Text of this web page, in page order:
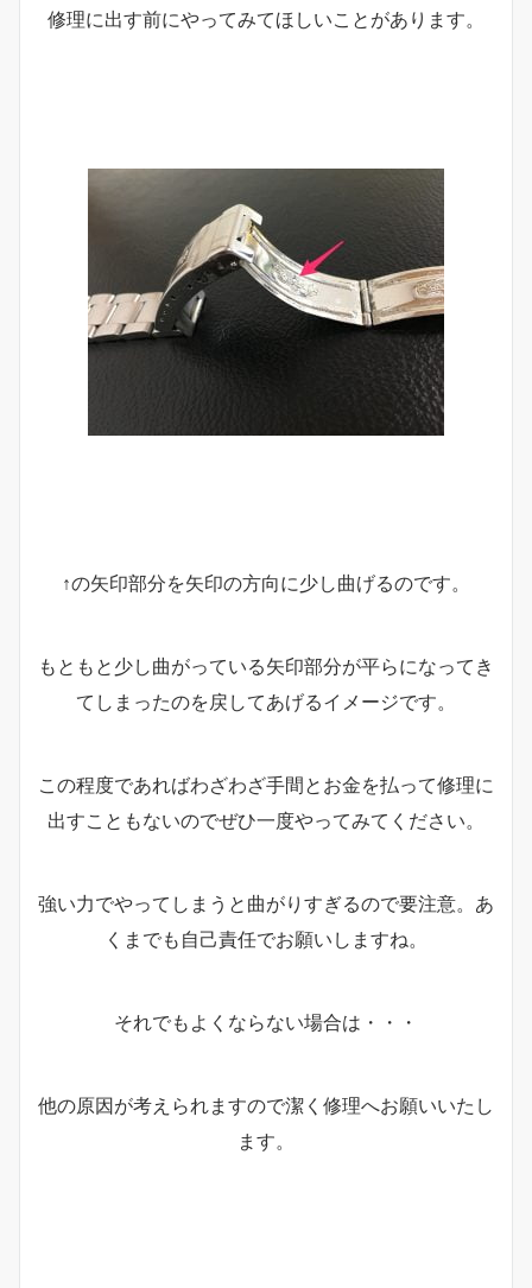
修理に出す前にやってみてほしいことがあります。
↑の矢印部分を矢印の方向に少し曲げるのです。
もともと少し曲がっている矢印部分が平らになってき
てしまったのを戻してあげるイメージです。
この程度であればわざわざ手間とお金を払って修理に
出すこともないのでぜひ一度やってみてください。
強い力でやってしまうと曲がりすぎるので要注意。あ
くまでも自己責任でお願いしますね。
それでもよくならない場合は・・・
他の原因が考えられますので潔く修理へお願いいたし
ます。